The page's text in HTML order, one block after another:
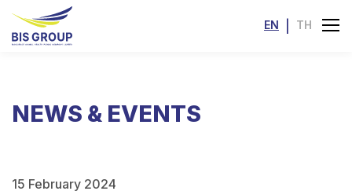
EN TH
NEWS & EVENTS
15 February 2024